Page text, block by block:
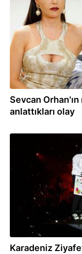
Sevcan
anlattıkları olay
Karadeniz